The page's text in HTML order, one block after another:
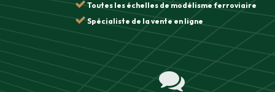
Toutes les échelles de modélisme ferroviaire
Spécialiste de la vente en ligne